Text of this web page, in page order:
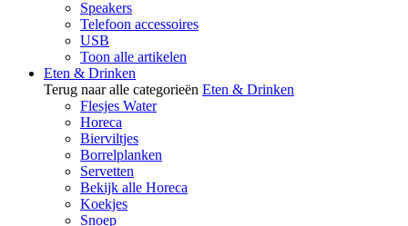
Speakers
Telefoon accessoires
USB
Toon alle artikelen
Eten & Drinken
Terug naar alle categorieën Eten & Drinken
Flesjes Water
Horeca
Bierviltjes
Borrelplanken
Servetten
Bekijk alle Horeca
Koekjes
Snoep